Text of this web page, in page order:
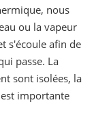
nous
ou la vapeur
s'écoule afin de
passe. La
sont isolées, la
importante